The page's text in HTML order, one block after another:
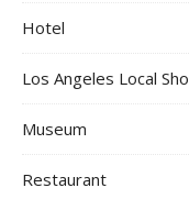
Hotel
Los Angeles Local
Museum
Restaurant